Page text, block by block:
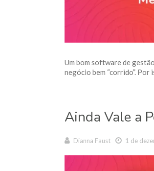
Um bom software de
negócio bem “corrido”. Por
Ainda Vale a
Dianna Faust 1 de